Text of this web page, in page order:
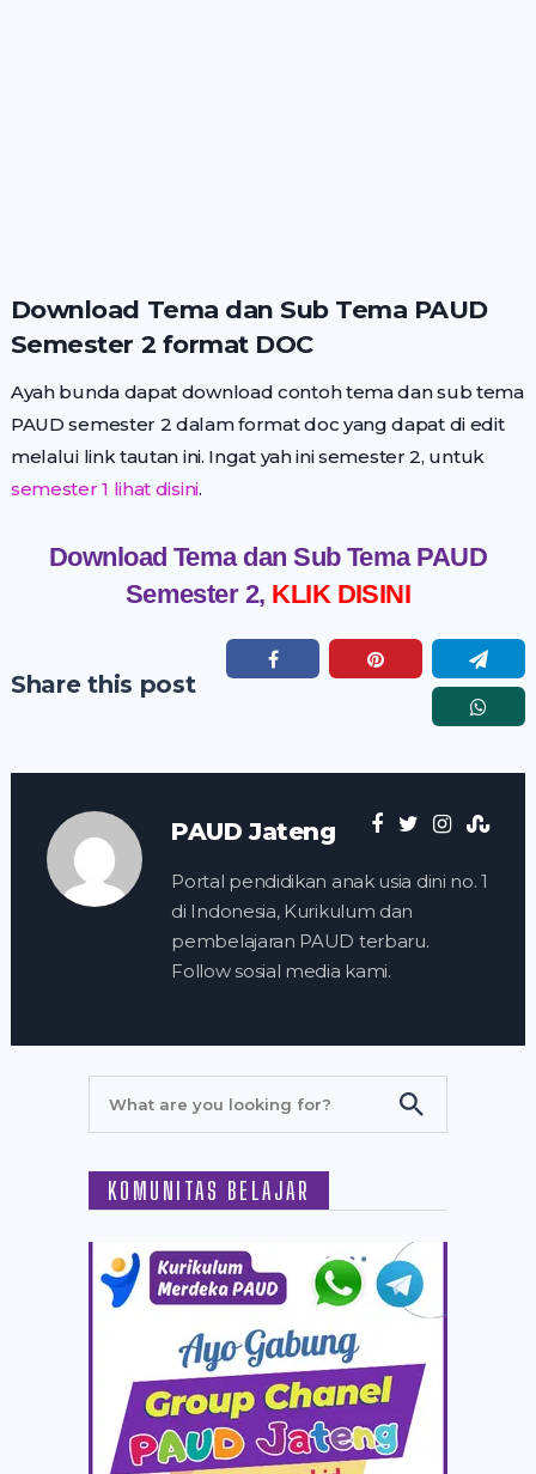
Download Tema dan Sub Tema PAUD
Semester 2 format DOC
Ayah bunda dapat download contoh tema dan sub tema
PAUD semester 2 dalam format doc yang dapat di edit
melalui link tautan ini. Ingat yah ini semester 2, untuk
semester 1 lihat disini.
Download Tema dan Sub Tema PAUD
Semester 2, KLIK DISINI
Share this post
PAUD Jateng
Portal pendidikan anak usia dini no. 1
di Indonesia, Kurikulum dan
pembelajaran PAUD terbaru.
Follow sosial media kami.
KOMUNITAS BELAJAR